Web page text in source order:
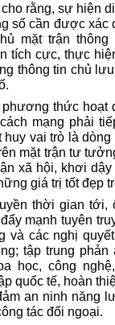
rằng, sự hiện
số cần được
mặt trận thông
tích cực, thực
thông tin chủ
thức hoạt
mạng phải
vai trò là
mặt trận tư
xã hội, khơi
giá trị tốt đẹp
thời gian tới,
mạnh tuyên
và các nghị
tập trung
học, công
quốc tế, hoàn
an ninh năng
tác đối ngoại.